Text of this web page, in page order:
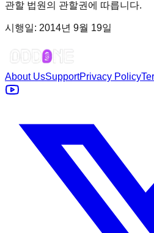
관할 법원의 관할권에 따릅니다.
시행일: 2014년 9월 19일
About UsSupportPrivacy Policy